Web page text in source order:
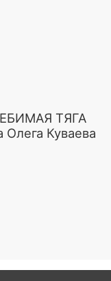
ТЯГА
Куваева